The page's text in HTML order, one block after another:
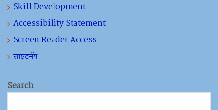
Skill Development
Accessibility Statement
Screen Reader Access
साइटमॅप
Search